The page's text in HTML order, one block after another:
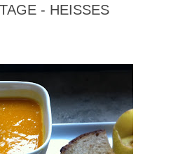
- HEISSES S